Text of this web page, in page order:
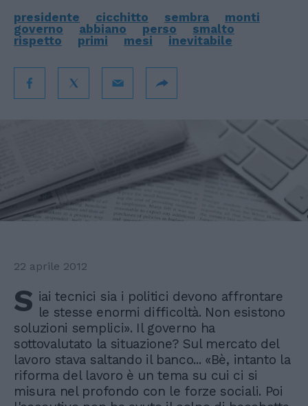
presidente cicchitto sembra
monti
governo
abbiano perso
smalto
rispetto
primi mesi inevitabile
22 aprile 2012
S iai tecnici sia i politici devono affrontare
le stesse enormi difficoltà. Non esistono
soluzioni semplici». Il governo ha
sottovalutato la situazione? Sul mercato del
lavoro stava saltando il banco... «Bè, intanto la
riforma del lavoro è un tema su cui ci si
misura nel profondo con le forze sociali. Poi